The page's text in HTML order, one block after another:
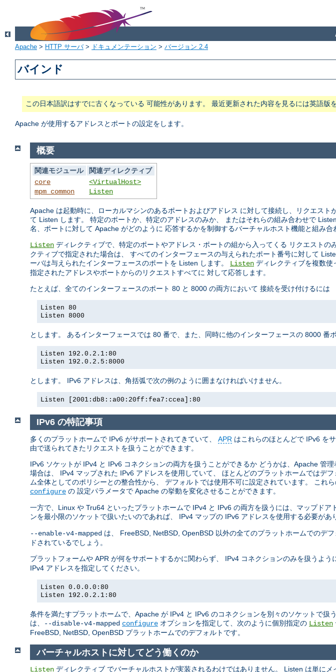
Apache > HTTP サーバ> ドキュメンテーション > バージョン 2.4
バインド
この日本語訳はすでに古くなっている 可能性があります。 最近更新された内容を見るには英語版
Apache が使用するアドレスとポートの設定をします。
概要
関連モジュール
関連ディレクティブ
core
mpm_common
<VirtualHost>
Listen
Apache は起動時に、ローカルマシンのあるポートおよびアドレス に対して接続し、リクエス
て Listen します。 特定のポートか、特定のアドレスのみか、 またはそれらの組み合わせで
名、ポートに対して Apache がどのように 応答するかを制御するバーチャルホスト機能と組み合
Listen ディレクティブで、特定のポートやアドレス・ポートの組から入ってくる リクエスト
クティブで指定された場合は、 すべてのインターフェースの与えられたポート番号に対して
ーバは与えられたインターフェースのポートを Listen します。 Listen ディレクティブを複数
指定されたアドレスやポートからのリクエストすべてに 対して応答します。
たとえば、全てのインターフェースのポート 80 と 8000 の両方において 接続を受け付けるには
Listen 80
Listen 8000
とします。 あるインターフェースでは 80 番で、また、同時に他のインターフェースの 8000 番
Listen 192.0.2.1:80
Listen 192.0.2.5:8000
とします。 IPv6 アドレスは、角括弧で次の例のように囲まなければいけません。
Listen [2001:db8::a00:20ff:fea7:ccea]:80
IPv6 の特記事項
多くのプラットホームで IPv6 がサポートされてきていて、 APR はこれらのほとんどで IPv6 を
由で送られてきたリクエストを扱うことができます。
IPv6 ソケットが IPv4 と IPv6 コネクションの両方を扱うことができるか どうかは、Apache 管
場合は、 IPv4 マップされた IPv6 アドレスを使用していて、 ほとんどのプラットホームではデ
ム全体としてのポリシーとの整合性から、 デフォルトでは使用不可に設定されています。 これ
configure の 設定パラメータで Apache の挙動を変化させることができます。
一方で、Linux や Tru64 といったプラットホームで IPv4 と IPv6 の両方を扱うには、マップドア
ンを最小限のソケットで扱いたいのであれば、 IPv4 マップの IPv6 アドレスを使用する必要があ
--enable-v4-mapped は、 FreeBSD, NetBSD, OpenBSD 以外の全てのプラットホームでのデ
ドされているでしょう。
プラットフォームや APR が何をサポートするかに関わらず、 IPv4 コネクションのみを扱うよ
IPv4 アドレスを指定してください。
Listen 0.0.0.0:80
Listen 192.0.2.1:80
条件を満たすプラットホームで、Apache が IPv4 と IPv6 のコネクションを別々のソケットで
は、
--disable-v4-mapped configure オプションを指定して、次のように個別指定の Listen
FreeBSD, NetBSD, OpenBSD プラットホームでのデフォルトです。
バーチャルホストに対してどう働くのか
Listen ディレクティブ でバーチャルホストが実装されるわけではありません。 Listen は単に